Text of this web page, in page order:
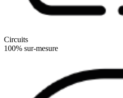
Circuits
100% sur-mesure